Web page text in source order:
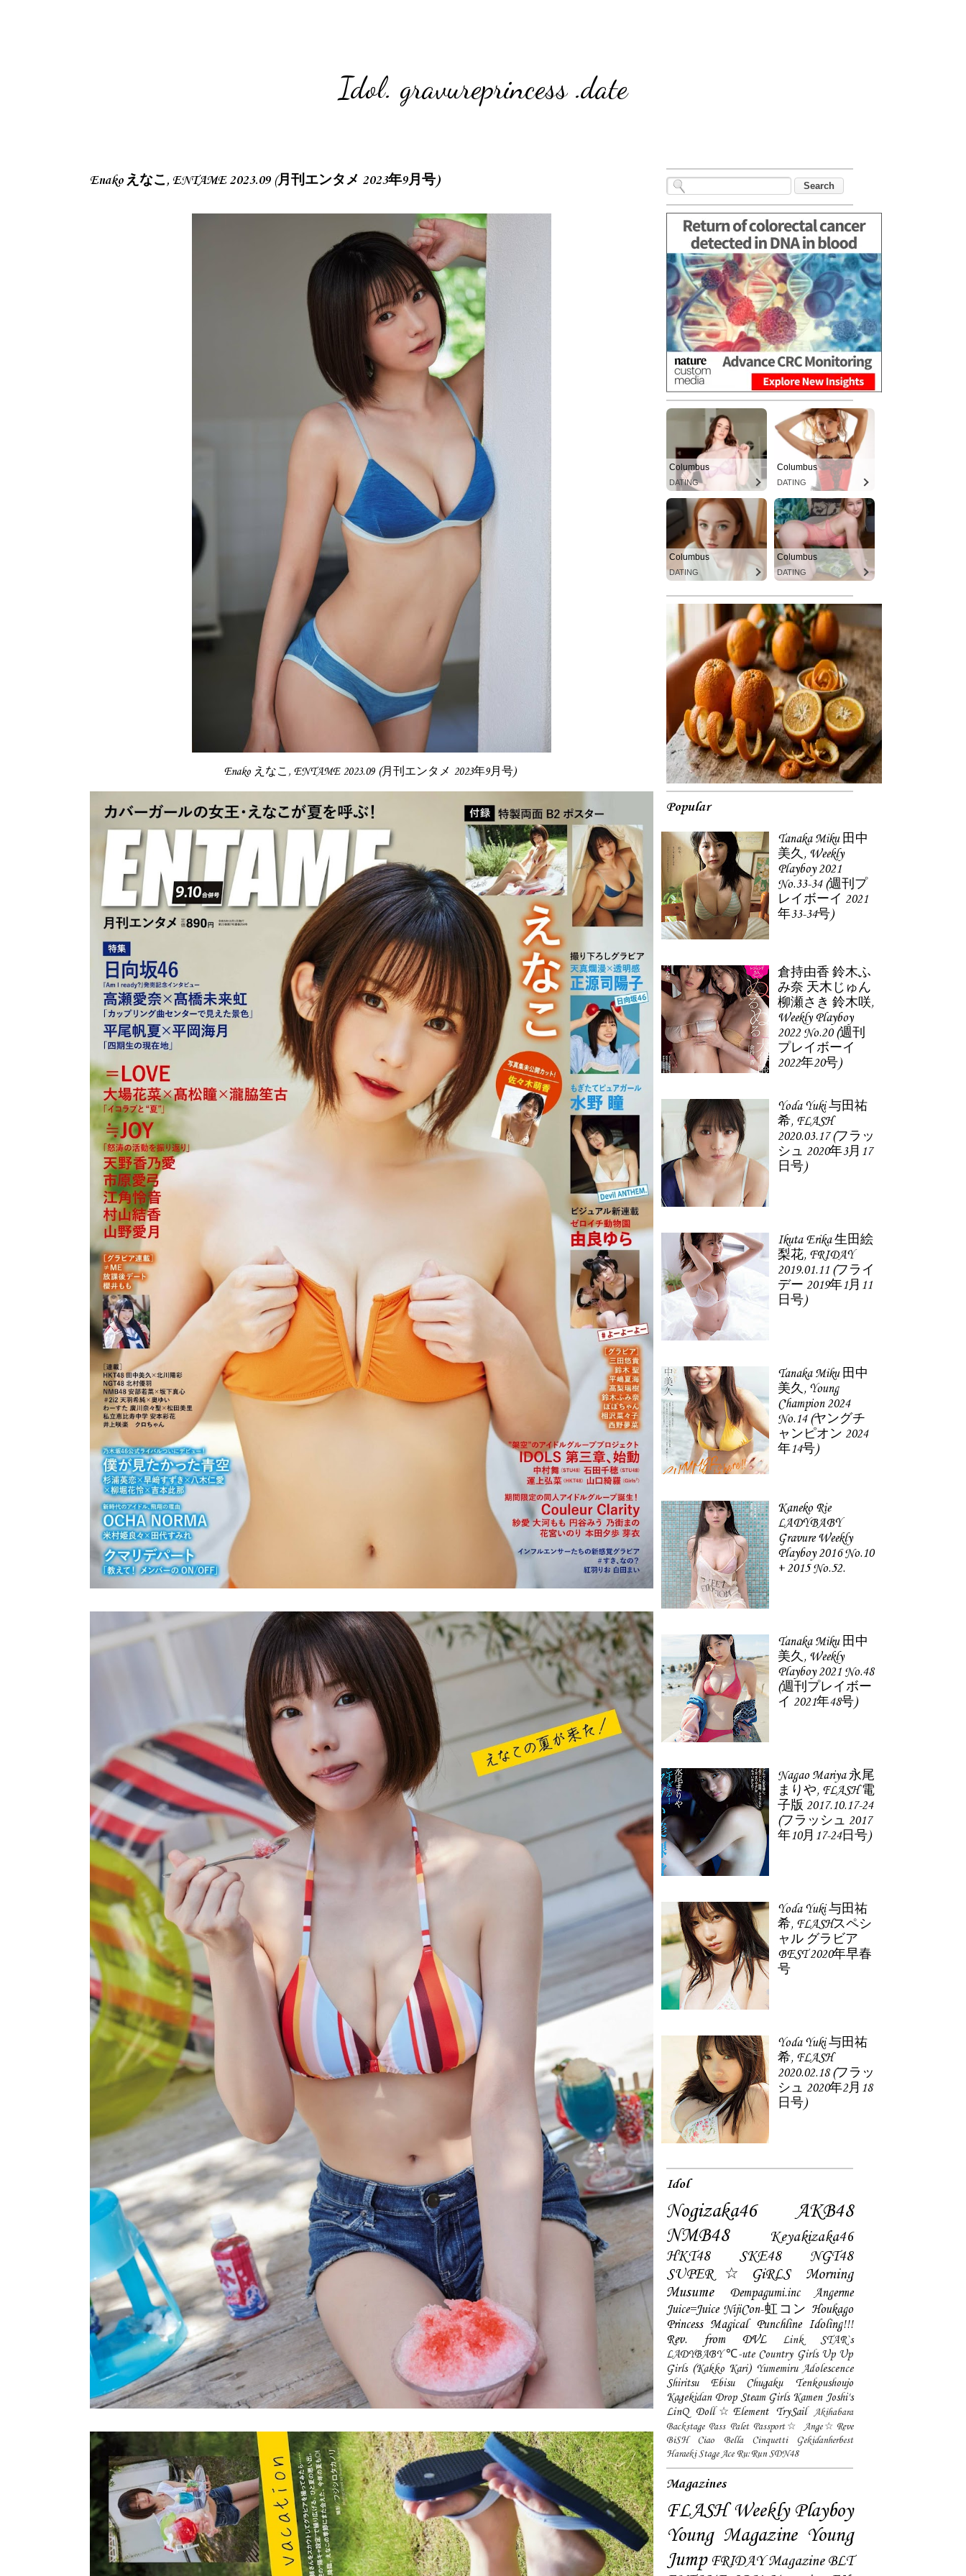
Idol. gravureprincess .date
Enako えなこ, ENTAME 2023.09 (月刊エンタメ 2023年9月号)
Enako えなこ, ENTAME 2023.09 (月刊エンタメ 2023年9月号)
Columbus
DATING
Columbus
DATING
Columbus
DATING
Columbus
DATING
Popular
Tanaka Miku 田中
美久, Weekly
Playboy 2021
No.33-34 (週刊プ
レイボーイ 2021
年33-34号)
倉持由香 鈴木ふ
み奈 天木じゅん
柳瀬さき 鈴木咲,
Weekly Playboy
2022 No.20 (週刊
プレイボーイ
2022年20号)
Yoda Yuki 与田祐
希, FLASH
2020.03.17 (フラッ
シュ 2020年3月17
日号)
Ikuta Erika 生田絵
梨花, FRIDAY
2019.01.11 (フライ
デー 2019年1月11
日号)
Tanaka Miku 田中
美久, Young
Champion 2024
No.14 (ヤングチ
ャンピオン 2024
年14号)
Kaneko Rie
LADYBABY
Gravure Weekly
Playboy 2016 No.10
+ 2015 No.52.
Tanaka Miku 田中
美久, Weekly
Playboy 2021 No.48
(週刊プレイボー
イ 2021年48号)
Nagao Mariya 永尾
まりや, FLASH 電
子版 2017.10.17-24
(フラッシュ 2017
年10月17-24日号)
Yoda Yuki 与田祐
希, FLASHスペシ
ャル グラビア
BEST 2020年早春
号
Yoda Yuki 与田祐
希, FLASH
2020.02.18 (フラッ
シュ 2020年2月18
日号)
Idol
Nogizaka46
AKB48
NMB48
Keyakizaka46
HKT48
SKE48
NGT48
SUPER☆GiRLS
Morning
Musume
Dempagumi.inc
Angerme
Juice=Juice NijiCon-虹コン Houkago
Princess Magical Punchline Idoling!!!
Rev. from DVL
Link STAR`s
LADYBABY ℃-ute Country Girls Up Up
Girls (Kakko Kari) Yumemiru Adolescence
Shiritsu Ebisu Chugaku
Tenkoushoujo
Kagekidan Drop Steam Girls Kamen Joshi's
LinQ Doll☆Element TrySail
Akihabara
Backstage Pass Palet Passport☆
Ange☆Reve
BiSH
Ciao Bella Cinquetti
Gekidanherbest
Haraeki Stage Ace Ru:Run SDN48
Magazines
FLASH Weekly Playboy
Young Magazine Young
Jump FRIDAY Magazine BLT